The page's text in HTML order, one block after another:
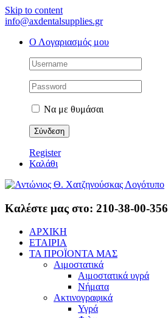
Skip to content
info@axdentalsupplies.gr
Ο Λογαριασμός μου
Να με θυμάσαι
Register
Καλάθι
Καλέστε μας στο: 210-38-00-356
ΑΡΧΙΚΗ
ΕΤΑΙΡΙΑ
ΤΑ ΠΡΟΪΟΝΤΑ ΜΑΣ
Αιμοστατικά
Αιμοστατικά υγρά
Νήματα
Ακτινογραφικά
Υγρά